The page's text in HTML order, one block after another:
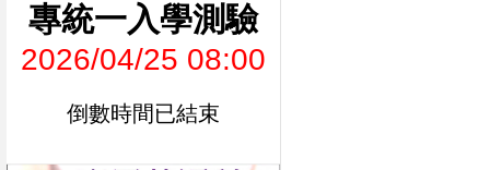
專統一入學測驗
2026/04/25 08:00
倒數時間已結束